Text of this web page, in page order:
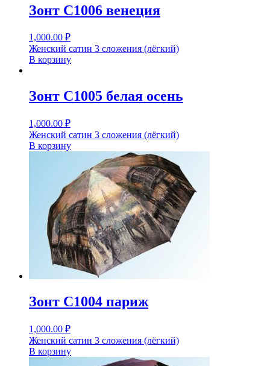
Зонт С1006 венеция
1,000.00 ₽
Женский сатин 3 сложения (лёгкий)
В корзину
Зонт С1005 белая осень
1,000.00 ₽
Женский сатин 3 сложения (лёгкий)
В корзину
Зонт С1004 париж
1,000.00 ₽
Женский сатин 3 сложения (лёгкий)
В корзину